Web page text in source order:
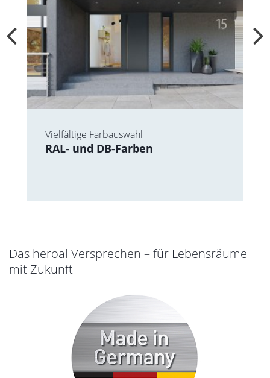
Vielfältige Farbauswahl
RAL- und DB-Farben
Das heroal Versprechen – für Lebensräume
mit Zukunft